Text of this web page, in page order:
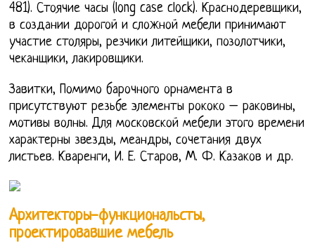
481). Стоячие часы (long case clock). Краснодеревщики,
в создании дорогой и сложной мебели принимают
участие столяры, резчики литейщики, позолотчики,
чеканщики, лакировщики.
Завитки, Помимо барочного орнамента в
присутствуют резьбе элементы рококо – раковины,
мотивы волны. Для московской мебели этого времени
характерны звезды, меандры, сочетания двух
листьев. Кваренги, И. Е. Старов, М. Ф. Казаков и др.
Архитекторы-функциональсты,
проектировавшие мебель